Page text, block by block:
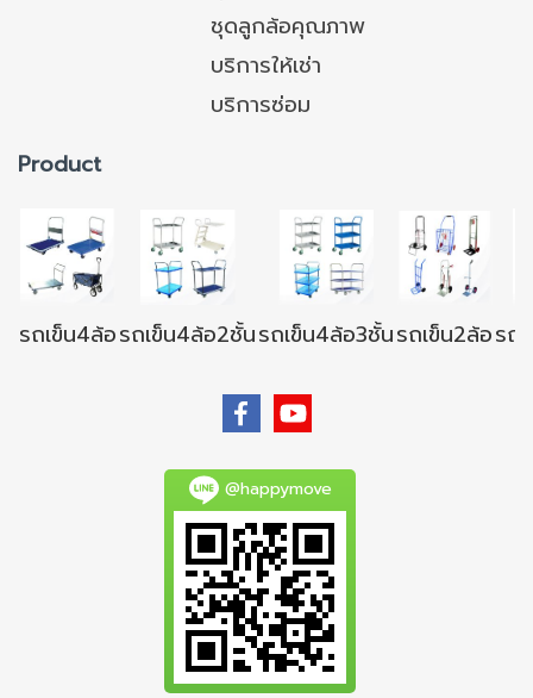
ชุดลูกล้อคุณภาพ
บริการให้เช่า
บริการซ่อม
Product
รถเข็น4ล้อรถเข็น4ล้อ2ชั้นรถเข็น4ล้อ3ชั้นรถเข็น2ล้อรถ
@happymove